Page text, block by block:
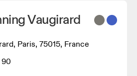
Vaugirard
Paris, 75015, France
90